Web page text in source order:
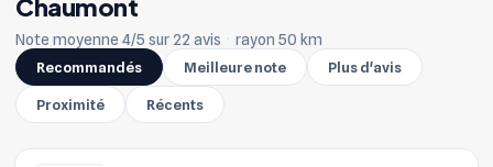
Note moyenne 4/5 sur 22 avis · rayon 50 km
Recommandés
Meilleure note Plus d'avis
Proximité Récents